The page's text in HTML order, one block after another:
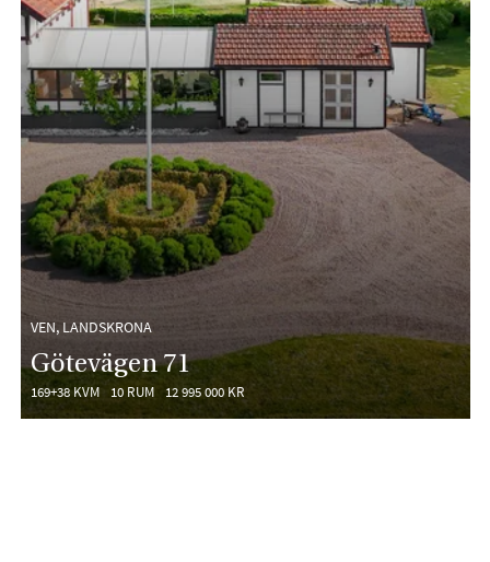
VEN, LANDSKRONA
Götevägen 71
169+38 KVM 10 RUM 12 995 000 KR